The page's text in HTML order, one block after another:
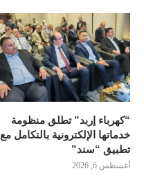
“كهرباء إربد” تطلق منظومة
خدماتها الإلكترونية بالتكامل مع
تطبيق “سند”
أغسطس 6, 2026